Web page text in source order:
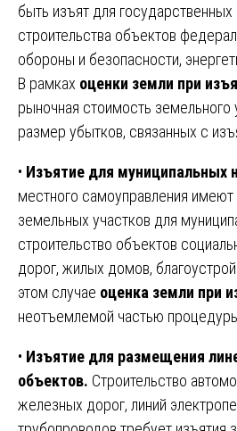
быть изъят для
строительства объектов
обороны и безопасности,
В рамках оценки земли при
рыночная стоимость земельного
размер убытков, связанных с
• Изъятие для муниципальных
местного самоуправления имеют
земельных участков для
строительство объектов
дорог, жилых домов,
этом случае оценка земли при
неотъемлемой частью
• Изъятие для размещения
объектов. Строительство
железных дорог, линий